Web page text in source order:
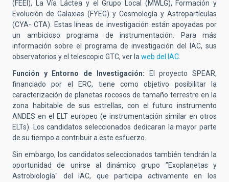
(FEEI), La Vía Láctea y el Grupo Local (MWLG), Formación y
Evolución de Galaxias (FYEG) y Cosmología y Astropartículas
(CYA- CTA). Estas líneas de investigación están apoyadas por
un ambicioso programa de instrumentación. Para más
información sobre el programa de investigación del IAC, sus
observatorios y el telescopio GTC, ver la web del IAC
Función y Entorno de Investigación: El proyecto SPEAR,
financiado por el ERC, tiene como objetivo posibilitar la
caracterización de planetas rocosos de tamaño terrestre en la
zona habitable de sus estrellas, con el futuro instrumento
ANDES en el ELT europeo (e instrumentación similar en otros
ELTs). Los candidatos seleccionados dedicaran la mayor parte
de su tiempo a contribuir a este esfuerzo.
Sin embargo, los candidatos seleccionados también tendrán la
oportunidad de unirse al dinámico grupo "Exoplanetas y
Astrobiología" del IAC, que participa activamente en los